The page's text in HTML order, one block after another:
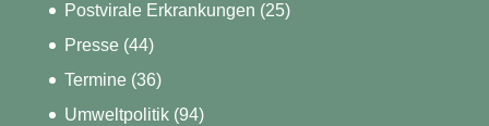
Postvirale Erkrankungen (25)
Presse(44)
Termine(36)
Umweltpolitik(94)